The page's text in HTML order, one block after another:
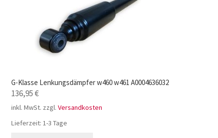
G-Klasse Lenkungsdämpfer w460 w461 A0004636032
136,95€
inkl. MwSt. zzgl. Versandkosten
Lieferzeit: 1-3 Tage